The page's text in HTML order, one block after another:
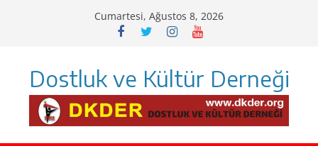
Cumartesi, Ağustos 8, 2026
Dostluk ve Kültür Derneği